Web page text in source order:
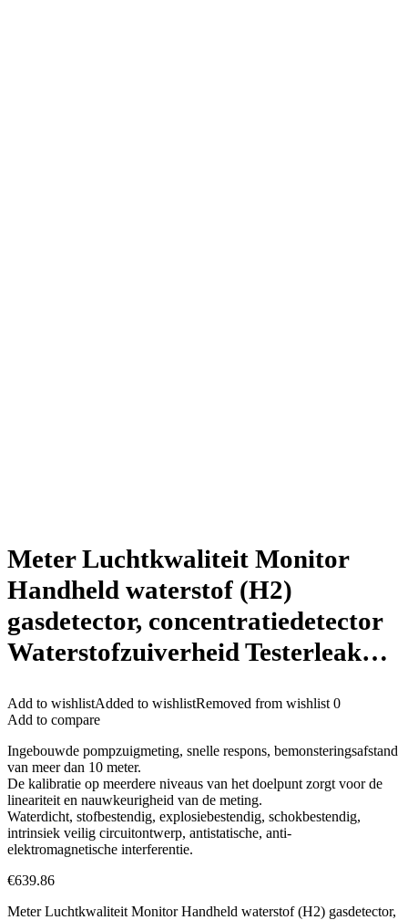
Meter Luchtkwaliteit Monitor
Handheld waterstof (H2)
gasdetector, concentratiedetector
Waterstofzuiverheid Testerleak…
Add to wishlistAdded to wishlistRemoved from wishlist 0
Add to compare
Ingebouwde pompzuigmeting, snelle respons, bemonsteringsafstand
van meer dan 10 meter.
De kalibratie op meerdere niveaus van het doelpunt zorgt voor de
lineariteit en nauwkeurigheid van de meting.
Waterdicht, stofbestendig, explosiebestendig, schokbestendig,
intrinsiek veilig circuitontwerp, antistatische, anti-
elektromagnetische interferentie.
€639.86
Meter Luchtkwaliteit Monitor Handheld waterstof (H2) gasdetector,